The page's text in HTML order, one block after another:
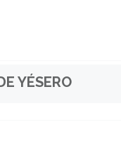
YÉSERO